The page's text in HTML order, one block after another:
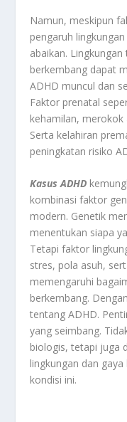
Namun, meskipun
pengaruh
abaikan.
berkembang dapat
ADHD muncul dan
Faktor prenatal
kehamilan,
Serta kelahiran
peningkatan risiko
Kasus ADHD
kombinasi faktor
modern. Genetik
menentukan siapa
Tetapi faktor
stres, pola asuh,
memengaruhi
berkembang.
tentang ADHD.
yang seimbang.
biologis, tetapi juga
lingkungan dan
kondisi ini.